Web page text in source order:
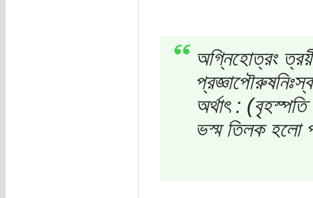
অগ্নিহোত্রং
অর্থাৎ :
ভস্ম তিলক হলো